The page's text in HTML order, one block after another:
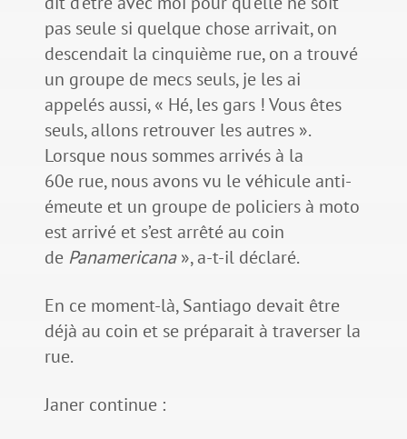
pas seule si quelque chose arrivait, on
descendait la cinquième rue, on a trouvé
un groupe de mecs seuls, je les ai
appelés aussi, « Hé, les gars ! Vous êtes
seuls, allons retrouver les autres ».
Lorsque nous sommes arrivés à la
60e rue, nous avons vu le véhicule anti-
émeute et un groupe de policiers à moto
est arrivé et s’est arrêté au coin
de Panamericana», a-t-il déclaré.
En ce moment-là, Santiago devait être
déjà au coin et se préparait à traverser la
rue.
Janer continue :